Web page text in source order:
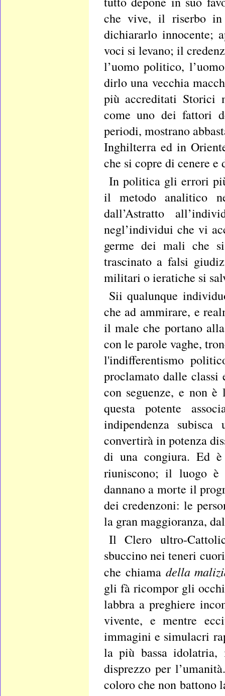
che vive, il riserbo
dichiararlo innocente;
voci si levano; il
l’uomo politico,
dirlo una vecchia
più accreditati Storici
come uno dei fattori
periodi, mostrano
Inghilterra ed in
che si copre di cenere
In politica gli errori
il metodo analitico
dall’Astratto
negl’individui che vi
germe dei mali che
trascinato a falsi
militari o ieratiche si
Sii qualunque
che ad ammirare, e
il male che portano
con le parole vaghe,
l'indifferentismo
proclamato dalle
con seguenze, e non
questa potente
indipendenza
convertirà in potenza
di una congiura. Ed
riuniscono; il luogo
dannano a morte il
dei credenzoni: le
la gran maggioranza,
Il Clero ultro-
sbuccino nei teneri
che chiama della
gli fà ricompor gli
labbra a preghiere
vivente, e mentre
immagini e simulacri
la più bassa
disprezzo per
coloro che non